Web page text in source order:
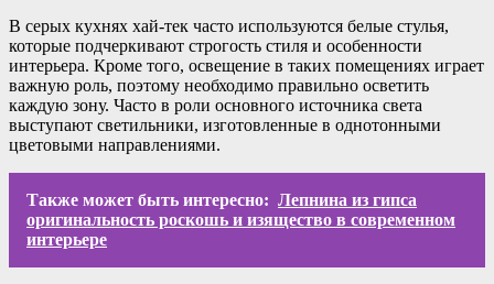
В серых кухнях хай-тек часто используются белые стулья,
которые подчеркивают строгость стиля и особенности
интерьера. Кроме того, освещение в таких помещениях играет
важную роль, поэтому необходимо правильно осветить
каждую зону. Часто в роли основного источника света
выступают светильники, изготовленные в однотонными
цветовыми направлениями.
Также может быть интересно: Лепнина из гипса
оригинальность роскошь и изящество в современном
интерьере